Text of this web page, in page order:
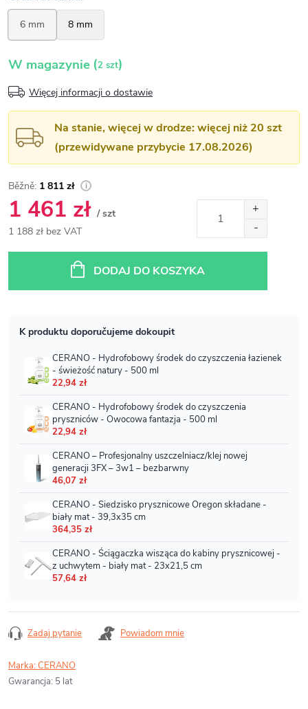
W magazynie (2 szt)
Więcej informacji o dostawie
Na stanie, więcej w drodze: więcej niż 20 szt
(przewidywane przybycie 17.08.2026)
1 811 zł
1 461 zł / szt
1 188 zł bez VAT
DODAJ DO KOSZYKA
Zadaj pytanie Powiadom mnie
Marka:CERANO
Gwarancja: 5 lat